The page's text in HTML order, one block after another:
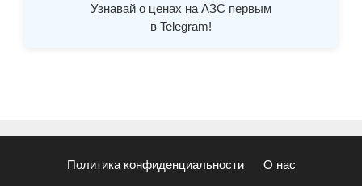
Узнавай о ценах на АЗС первым
в Telegram!
Политика конфиденциальности О нас